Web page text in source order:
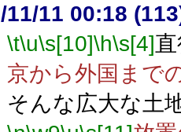
11/11 00:18
\t\u\s[10]\h\s[4]
京から外国まで
そんな広大な土